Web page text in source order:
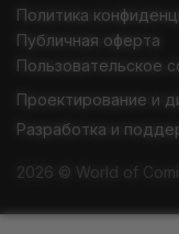
Политика
Публичная оферта
Пользовательское
Проектирование и
Разработка и
2026 © World of